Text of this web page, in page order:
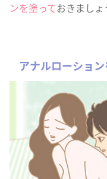
ンを塗っておきましょ
アナルローショ